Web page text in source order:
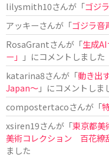
lilysmith10さんが「ゴジ
アッキーさんが「ゴジラ音
RosaGrantさんが「生成
ー」
」にコメントしました
katarina8さんが「動き出
Japan〜」にコメントしま
compostertacoさんが「
xsiren19さんが「東京都
美術コレクション 百花繚
ました